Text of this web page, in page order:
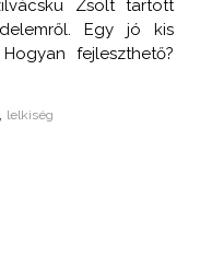
Zsolt tartott
Egy jó kis
fejleszthető?
lelkiség